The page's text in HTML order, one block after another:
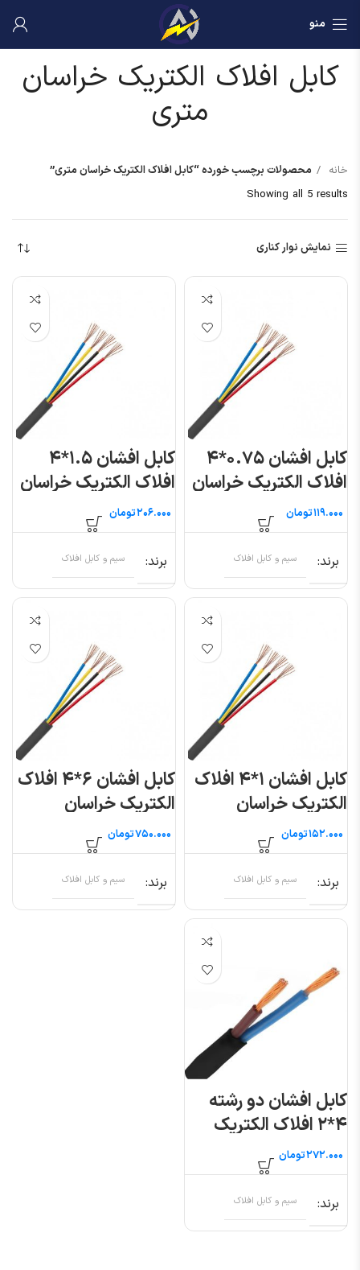
منو
کابل افلاک الکتریک خراسان
متری
خانه
محصولات برچسب خورده “کابل افلاک الکتریک خراسان متری”
Showing all 5 results
نمایش نوار کناری
کابل افشان ۰.۷۵*۴
افلاک الکتریک خراسان
(متری)
تومان
برند سیم و کابل افلاک
کابل افشان ۱.۵*۴
افلاک الکتریک خراسان
(متری)تومان
برند سیم و کابل افلاک
کابل افشان ۱*۴ افلاک
الکتریک خراسان
(متری)تومان
برند سیم و کابل افلاک
کابل افشان ۶*۴ افلاک
الکتریک خراسان
(متری)تومان
برند سیم و کابل افلاک
کابل افشان دو رشته
۴*۲ افلاک الکتریک
خراسان (متری)
تومان
برند سیم و کابل افلاک